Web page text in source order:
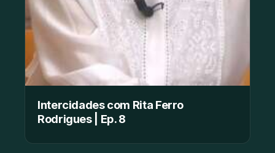
Intercidades com Rita Ferro
Rodrigues | Ep. 8